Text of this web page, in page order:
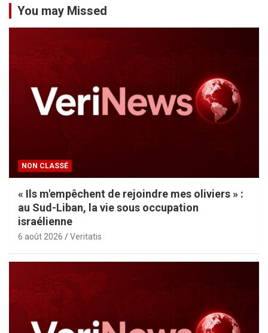
You may Missed
NON CLASSÉ
« Ils m'empêchent de rejoindre mes oliviers » :
au Sud-Liban, la vie sous occupation
israélienne
6 août 2026 Veritatis